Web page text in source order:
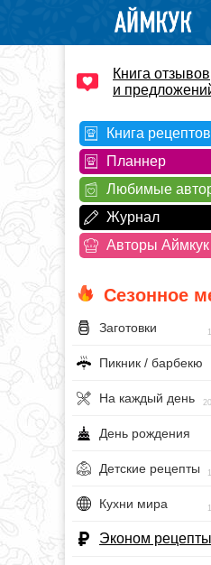
Книга отзывов
и
Книга рецептов
Планнер
Любимые
Журнал
Авторы Аймкук
Сезонное
Заготовки
Пикник / барбекю
На каждый день
День рождения
Детские рецепты
Кухни мира
Эконом рецепты